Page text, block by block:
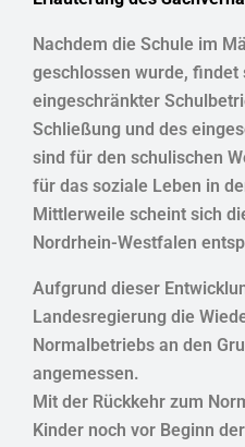
Nachdem die Schule im
geschlossen wurde, findet
eingeschränkter
Schließung und des
sind für den schulischen
für das soziale Leben in
Mittlerweile scheint sich
Nordrhein-Westfalen
Aufgrund dieser
Landesregierung die
Normalbetriebs an den
angemessen.
Mit der Rückkehr zum
Kinder noch vor Beginn